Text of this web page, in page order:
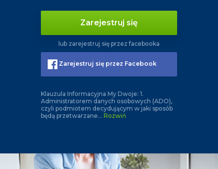
Zarejestruj się
lub zarejestruj się przez facebooka
Zarejestruj się przez Facebook
Klauzula Informacyjna My Dwoje: 1.
Administratorem danych osobowych (ADO),
czyli podmiotem decydującym w jaki sposób
będą przetwarzane... Rozwiń